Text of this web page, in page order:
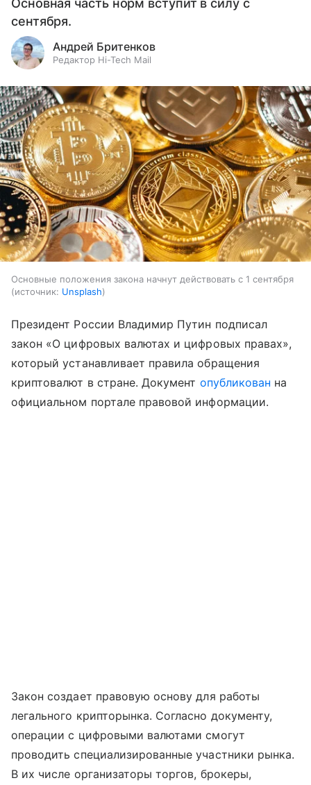
Основная часть норм вступит в силу с
сентября.
Андрей Бритенков
Редактор Hi-Tech Mail
Основные положения закона начнут действовать с 1 сентября
источник: Unsplash
Президент России Владимир Путин подписал
закон «О цифровых валютах и цифровых правах»,
который устанавливает правила обращения
криптовалют в стране. Документ опубликован на
официальном портале правовой информации.
Закон создает правовую основу для работы
легального крипторынка. Согласно документу,
операции с цифровыми валютами смогут
проводить специализированные участники рынка.
В их числе организаторы торгов, брокеры,